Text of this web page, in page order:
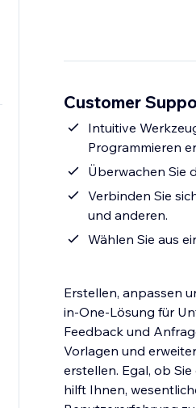
Customer
Intuitive
Programmieren
Überwachen Sie
Verbinden Sie
und anderen.
Wählen Sie aus
Erstellen, anpassen
in-One-Lösung für
Feedback und
Vorlagen und
erstellen. Egal, ob
hilft Ihnen,